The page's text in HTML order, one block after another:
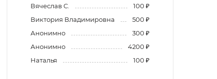
Вячеслав С.
100 ₽
Виктория Владимировна
500 ₽
Анонимно
300 ₽
Анонимно
4200 ₽
Наталья
100 ₽